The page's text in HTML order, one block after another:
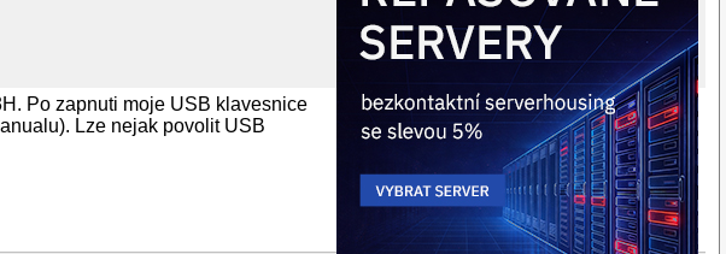
Po zapnuti moje USB klavesnice
Lze nejak povolit USB